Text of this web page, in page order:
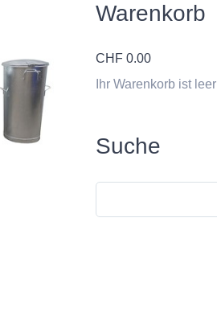
Warenkorb
CHF 0.00
Ihr Warenkorb ist leer
Suche